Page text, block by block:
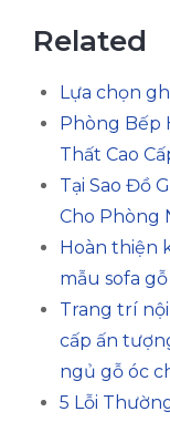
Related
Lựa chọn
Phòng Bếp
Thất Cao
Tại Sao Đồ
Cho Phòng
Hoàn thiện
mẫu sofa
Trang trí
cấp ấn
ngủ gỗ óc
5 Lỗi